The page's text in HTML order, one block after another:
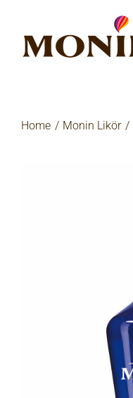
Inhalt
springen
Home Monin Likör